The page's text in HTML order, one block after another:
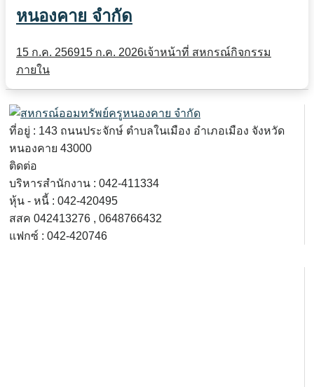
หนองคาย จำกัด
15 ก.ค. 256915 ก.ค. 2026เจ้าหน้าที่ สหกรณ์กิจกรรม
ภายใน
ที่อยู่ : 143 ถนนประจักษ์ ตำบลในเมือง อำเภอเมือง จังหวัด
หนองคาย 43000
ติดต่อ
บริหารสำนักงาน : 042-411334
หุ้น - หนี้ : 042-420495
สสค 042413276 , 0648766432
แฟกซ์ : 042-420746